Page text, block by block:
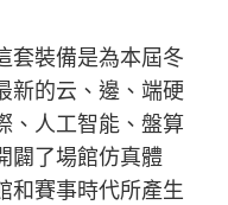
裝備是為本屆冬
新的云、邊、端硬
、人工智能、盤算
闢了場館仿真體
和賽事時代所產生